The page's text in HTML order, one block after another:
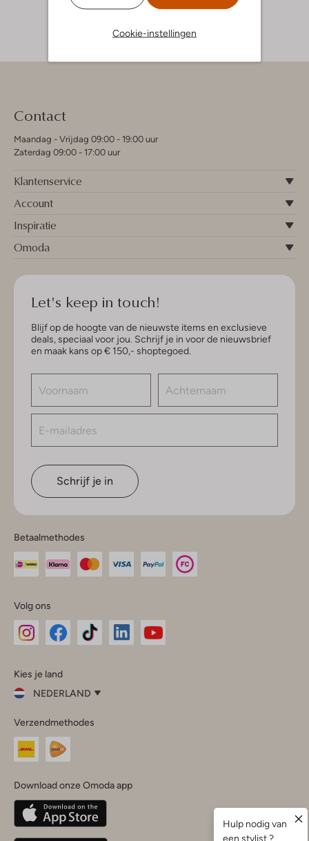
Cookie-instellingen
Contact
Maandag - Vrijdag 09:00 - 19:00 uur
Zaterdag 09:00 - 17:00 uur
Klantenservice
Account
Inspiratie
Omoda
Let's keep in touch!
Blijf op de hoogte van de nieuwste items en exclusieve
deals, speciaal voor jou. Schrijf je in voor de nieuwsbrief
en maak kans op € 150,- shoptegoed.
Schrijf je in
Betaalmethodes
Volg ons
InstagramFacebook
Kies je land
NEDERLAND
je
land
Nederland
Belgique(Français)
Deutschland
Verzendmethodes
Download onze Omoda app